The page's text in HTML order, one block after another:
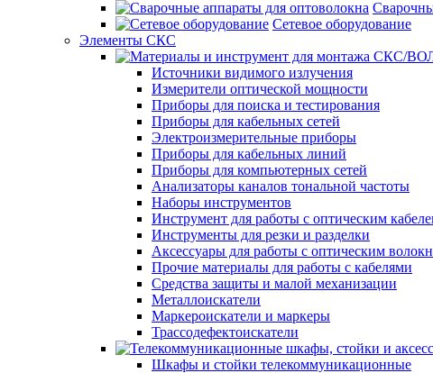
Сетевое оборудование
Элементы СКС
Источники видимого излучения
Измерители оптической мощности
Приборы для поиска и тестирования
Приборы для кабельных сетей
Электроизмерительные приборы
Приборы для кабельных линий
Приборы для компьютерных сетей
Анализаторы каналов тональной частоты
Наборы инструментов
Инструмент для работы с оптическим
Инструменты для резки и разделки
Аксессуары для работы с оптическим
Прочие материалы для работы с кабелями
Средства защиты и малой механизации
Металлоискатели
Маркероискатели и маркеры
Трассодефектоискатели
Шкафы и стойки телекоммуникационные